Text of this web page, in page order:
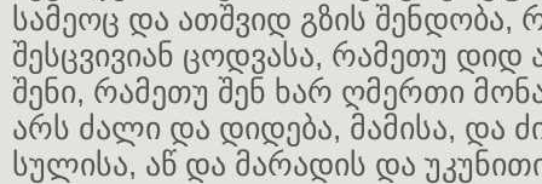
სამეოც და ათშვიდ გზის შენდობა,
შესცვივიან ცოდვასა, რამეთუ დიდ
შენი, რამეთუ შენ ხარ ღმერთი
არს ძალი და დიდება, მამისა, და
სულისა, აწ და მარადის და